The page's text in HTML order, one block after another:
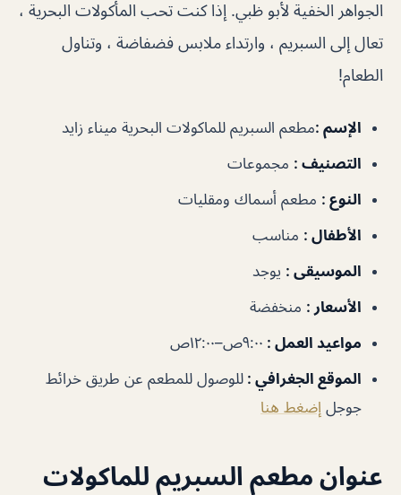
الجواهر الخفية لأبو ظبي. إذا كنت تحب المأكولات البحرية ،
تعال إلى السبريم ، وارتداء ملابس فضفاضة ، وتناول
الطعام!
الإسم :مطعم السبريم للماكولات البحرية ميناء زايد
التصنيف : مجموعات
النوع : مطعم أسماك ومقليات
الأطفال : مناسب
الموسيقى : يوجد
الأسعار : منخفضة
مواعيد العمل : ٩:٠٠ص–١٢:٠٠ص
الموقع الجغرافي : للوصول للمطعم عن طريق خرائط
جوجل إضغط هنا
عنوان مطعم السبريم للماكولات